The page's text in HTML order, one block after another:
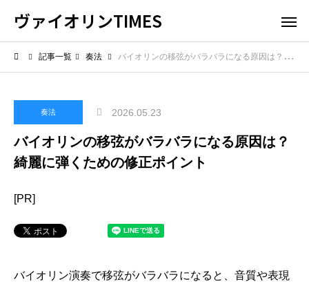
ヴァイオリンTIMES
記事一覧 奏法 バイオリンの移弦がバラバラになる原因は？綺麗に弾くための修正ポイント
奏法 2026.05.23
バイオリンの移弦がバラバラになる原因は？
綺麗に弾くための修正ポイント
[PR]
バイオリン演奏で移弦がバラバラになると、音質や表現